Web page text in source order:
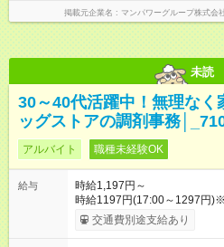
掲載元企業名 マンパワーグループ株式会
未読
30～40代活躍中！無理なく
ッグストアの調剤事務
アルバイト 職種未経験OK
給与
時給1,197円～
時給1197円(17:00～1297円
よる更新判定あり 社内試験
り （大学生は＋20円） 試用期間あり：入社日から3ヶ月間／本
交通費別途支給あり